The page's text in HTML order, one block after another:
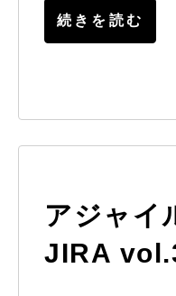
続きを読む
アジャイ
JIRA